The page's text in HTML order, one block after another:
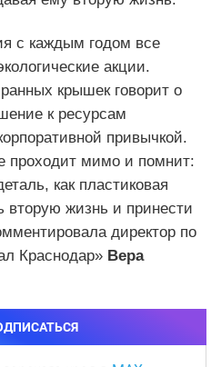
с каждым годом все
акции.
крышек говорит о
к ресурсам
привычкой.
проходит мимо и помнит:
как пластиковая
вторую жизнь и принести
директор по
Краснодар» Вера